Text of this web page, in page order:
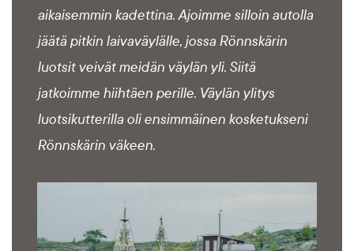
aikaisemmin kadettina. Ajoimme silloin autolla
jäätä pitkin laivaväylälle, jossa Rönnskärin
luotsit veivät meidän väylän yli. Siitä
jatkoimme hiihtäen perille. Väylän ylitys
luotsikutterilla oli ensimmäinen kosketukseni
Rönnskärin väkeen.